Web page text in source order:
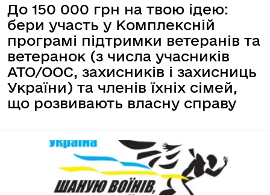
До 150 000 грн на твою ідею:
бери участь у Комплексній
програмі підтримки ветеранів та
ветеранок (з числа учасників
АТО/ООС, захисників і захисниць
України) та членів їхніх сімей,
що розвивають власну справу